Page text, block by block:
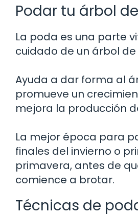
Podar tu árbol
La poda es una parte
cuidado de un árbol
Ayuda a dar forma al
promueve un
mejora la producción
La mejor época para
finales del invierno o
primavera, antes de
comience a brotar.
Técnicas de